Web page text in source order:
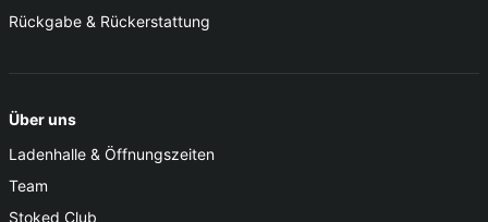
Rückgabe & Rückerstattung
Über uns
Ladenhalle & Öffnungszeiten
Team
Stoked Club